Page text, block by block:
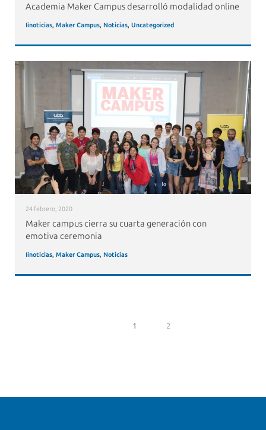
Academia Maker Campus desarrolló modalidad online
Iinoticias, Maker Campus, Noticias, Uncategorized
24 febrero, 2020
Maker campus cierra su cuarta generación con
emotiva ceremonia
Iinoticias, Maker Campus, Noticias
1 2